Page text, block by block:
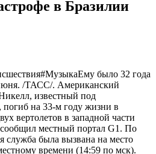
в Бразилии
было 32 года
/ТАСС/. Американский
известный под
на 33-м году жизни в
вертолетов в западной части
местный портал G1. По
служба была вызвана на место
времени (14:59 по мск).